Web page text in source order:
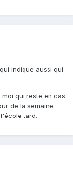
indique aussi qui
qui reste en cas
de la semaine.
tard.